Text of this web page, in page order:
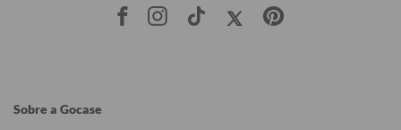
Sobre a Gocase